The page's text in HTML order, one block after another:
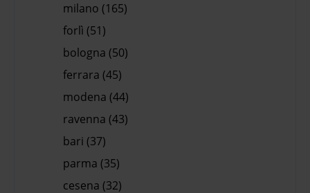
milano (165)
forlì (51)
bologna (50)
ferrara (45)
modena (44)
ravenna (43)
bari (37)
parma (35)
cesena (32)